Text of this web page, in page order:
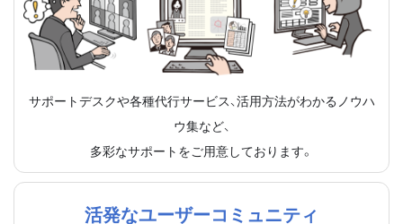
サポートデスクや各種代行サービス、活用方法がわかるノウハ
ウ集など、
多彩なサポートをご用意しております。
活発なユーザーコミュニティ